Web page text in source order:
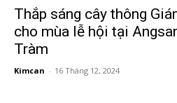
Thắp sáng cây thông
cho mùa lễ hội tại
Tràm
Kimcan - 16 Tháng 12, 2024